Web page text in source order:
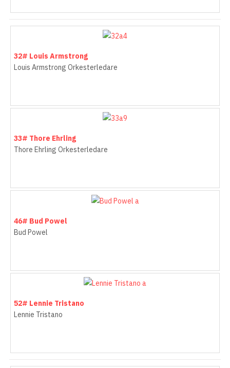
32# Louis Armstrong
Louis Armstrong Orkesterledare
33# Thore Ehrling
Thore Ehrling Orkesterledare
46# Bud Powel
Bud Powel
52# Lennie Tristano
Lennie Tristano